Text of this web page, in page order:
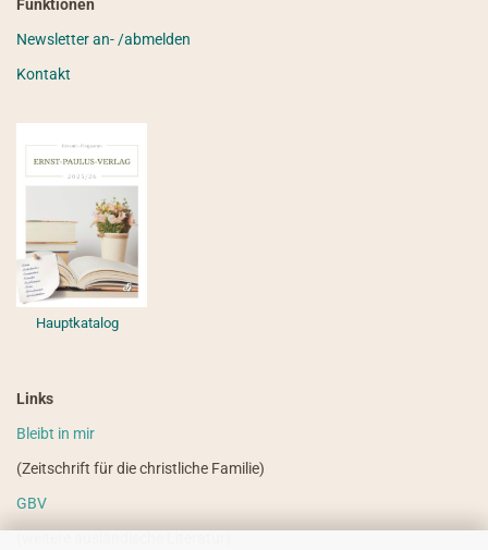
Funktionen
Newsletter an- /abmelden
Kontakt
Hauptkatalog
Links
Bleibt in mir
(Zeitschrift für die christliche Familie)
GBV